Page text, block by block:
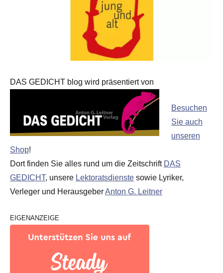
DAS GEDICHT blog wird präsentiert von
Besuchen
Sie auch
unseren
Shop!
Dort finden Sie alles rund um die Zeitschrift DAS
GEDICHT, unsere Lektoratsdienste sowie Lyriker,
Verleger und HerausgeberAnton G. Leitner
EIGENANZEIGE